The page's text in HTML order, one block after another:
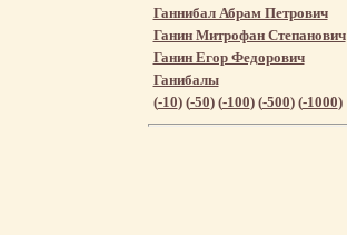
Ганнибал Абрам Петрович
Ганин Митрофан Степанович
Ганин Егор Федорович
Ганибалы
(-10) (-50) (-100) (-500) (-1000)